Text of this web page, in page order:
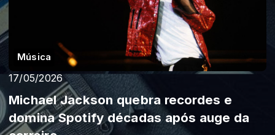
Música
17/05/2026
Michael Jackson quebra recordes e
domina Spotify décadas após auge da